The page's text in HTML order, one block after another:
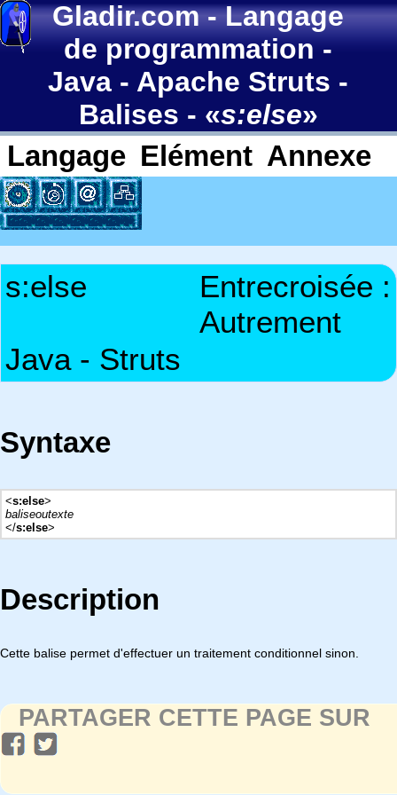
Gladir.com-Langage
de programmation-
Java - Apache Struts -
Balises - «s:else»
Langage Elément Annexe
s:else
Entrecroisée :
Autrement
Java - Struts
Syntaxe
<s:else>
baliseoutexte
</s:else>
Description
Cette balise permet d'effectuer un traitement conditionnel sinon.
PARTAGER CETTE PAGE SUR